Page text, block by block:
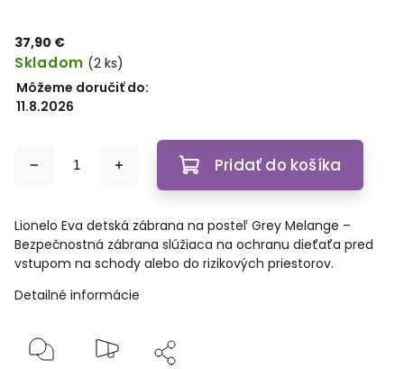
37,90 €
Skladom (2 ks)
Môžeme doručiť do:
11.8.2026
Pridať do košíka
Lionelo Eva detská zábrana na posteľ Grey Melange –
Bezpečnostná zábrana slúžiaca na ochranu dieťaťa pred
vstupom na schody alebo do rizikových priestorov.
Detailné informácie